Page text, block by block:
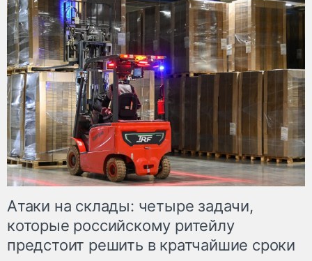
Атаки на склады: четыре задачи,
которые российскому ритейлу
предстоит решить в кратчайшие сроки